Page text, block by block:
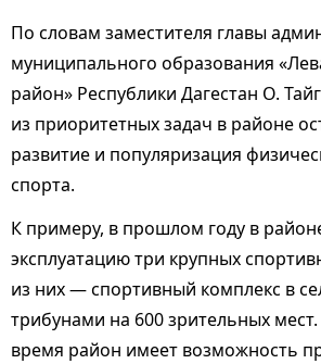
По словам заместителя главы
муниципального образования
район» Республики Дагестан О.
из приоритетных задач в районе
развитие и популяризация
спорта.
К примеру, в прошлом году в
эксплуатацию три крупных
из них — спортивный комплекс в
трибунами на 600 зрительных
время район имеет возможность